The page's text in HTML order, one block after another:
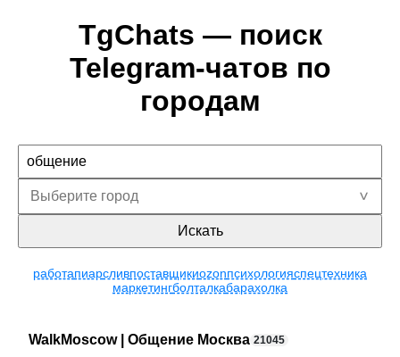
TgChats — поиск
Telegram-чатов по
городам
Искать
работапиарсливпоставщикиozonпсихологияспецтехника
маркетингболталкабарахолка
WalkMoscow | Общение Москва 21045